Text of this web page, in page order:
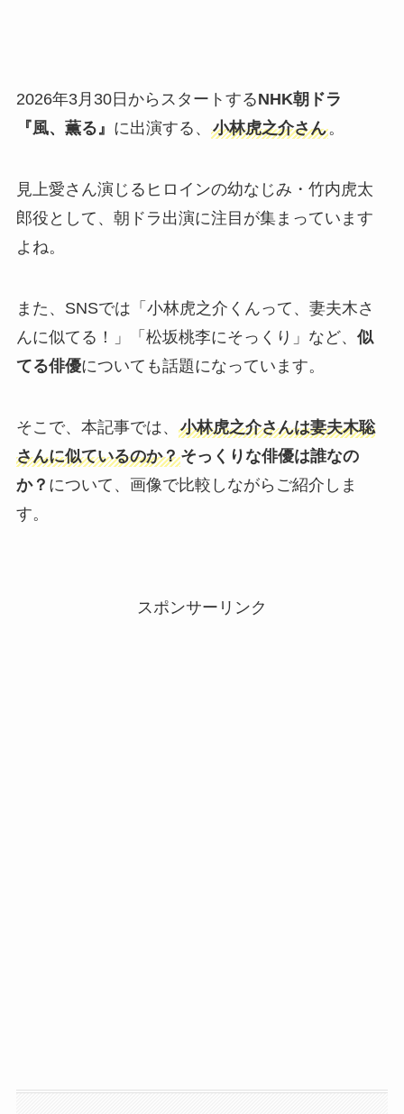
2026年3月30日からスタートするNHK朝ドラ
『風、薫る』 に出演する、 小林虎之介さん。
見上愛さん演じるヒロインの幼なじみ・竹内虎太
郎役として、朝ドラ出演に注目が集まっています
よね。
また、SNSでは「小林虎之介くんって、妻夫木さ
んに似てる！」「松坂桃李にそっくり」など、 似
てる俳優についても話題になっています。
そこで、本記事では、 小林虎之介さんは妻夫木聡
さんに似ているのか？そっくりな俳優は誰なの
か？ について、画像で比較しながらご紹介しま
す。
スポンサーリンク